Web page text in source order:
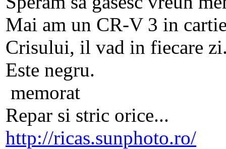
Mai am un CR-V 3 in
Crisului, il vad in fiecare
Este negru.
memorat
Repar si stric orice...
http://ricas.sunphoto.ro/